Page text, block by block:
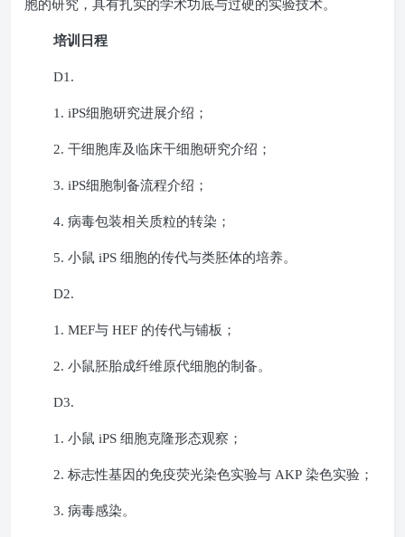
胞的研究，具有扎实的学术功底与过硬的实验技术。
培训日程
D1.
1. iPS细胞研究进展介绍；
2. 干细胞库及临床干细胞研究介绍；
3. iPS细胞制备流程介绍；
4. 病毒包装相关质粒的转染；
5. 小鼠 iPS 细胞的传代与类胚体的培养。
D2.
1. MEF与 HEF 的传代与铺板；
2. 小鼠胚胎成纤维原代细胞的制备。
D3.
1. 小鼠 iPS 细胞克隆形态观察；
2. 标志性基因的免疫荧光染色实验与 AKP 染色实验；
3. 病毒感染。